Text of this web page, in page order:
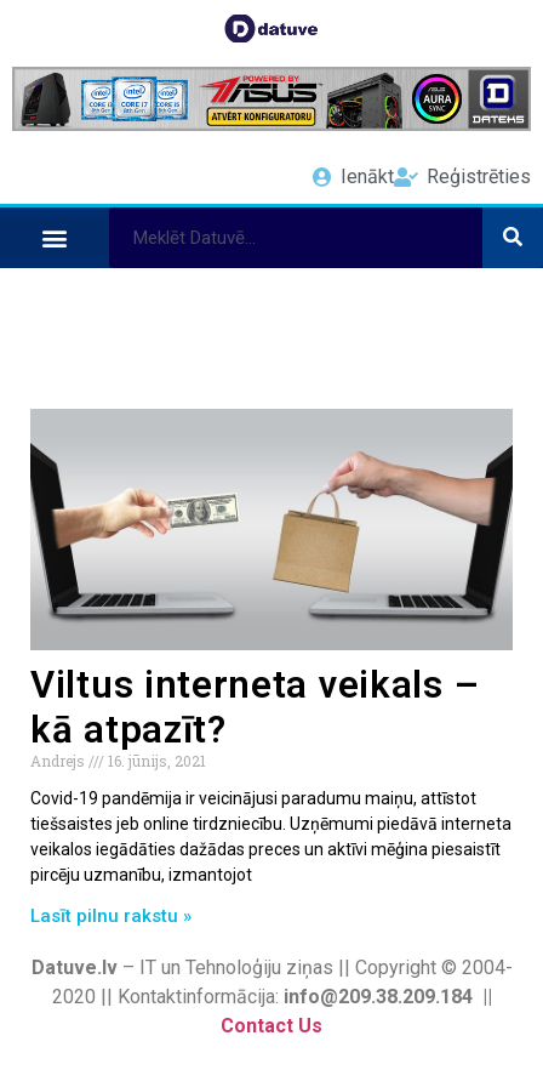
Ienākt Reģistrēties
Viltus interneta veikals –
kā atpazīt?
Andrejs
16. jūnijs, 2021
Covid-19 pandēmija ir veicinājusi paradumu maiņu, attīstot
tiešsaistes jeb online tirdzniecību. Uzņēmumi piedāvā interneta
veikalos iegādāties dažādas preces un aktīvi mēģina piesaistīt
pircēju uzmanību, izmantojot
Lasīt pilnu rakstu »
Datuve.lv– IT un Tehnoloģiju ziņas || Copyright © 2004-
2020 || Kontaktinformācija: info@209.38.209.184 ||
Contact Us